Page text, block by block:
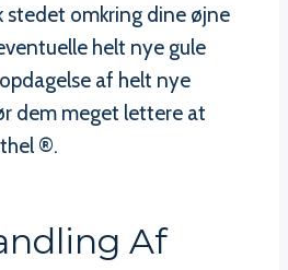
stedet omkring dine øjne
helt nye gule
af helt nye
dem meget lettere at
®.
Af